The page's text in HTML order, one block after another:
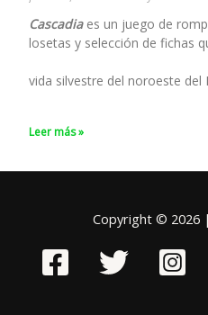
Cascadiaes un juego de
losetas y selección de fichas
vida silvestre del noroeste del
Leer más »
Copyright © 2026